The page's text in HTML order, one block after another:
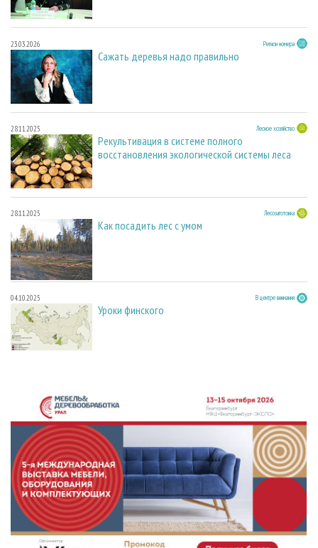
23.03.2026 Регион номера
Сажать деревья надо правильно
28.11.2025 Лесное хозяйство
Рекультивация в системе полного
восстановления экологической системы леса
28.11.2025 Лесозаготовка
Как посадить лес с умом
04.10.2025 В центре внимания
Уроки финского